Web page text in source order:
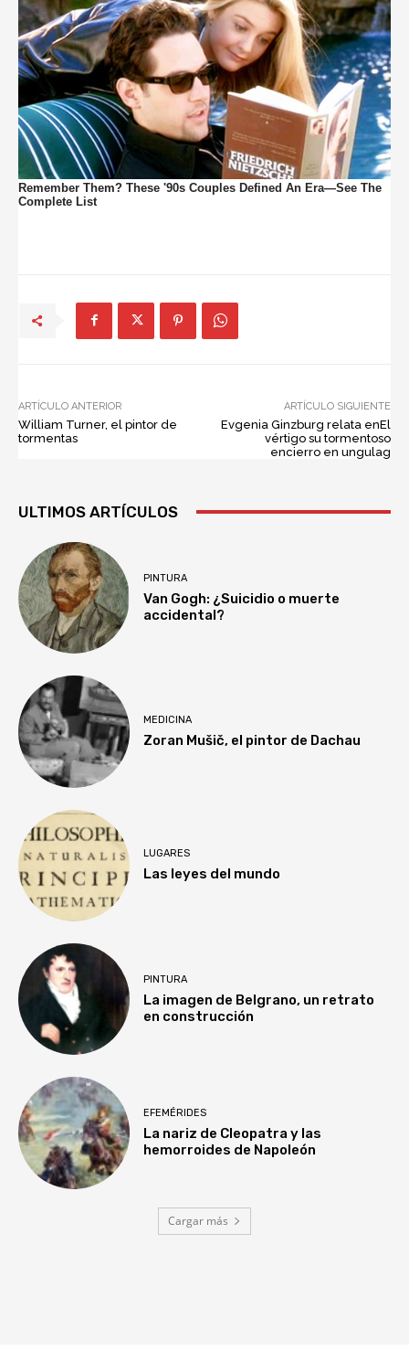
ARTÍCULO ANTERIOR
William Turner, el pintor de
tormentas
ARTÍCULO SIGUIENTE
Evgenia Ginzburg relata enEl
vértigo su tormentoso
encierro en ungulag
ULTIMOS ARTÍCULOS
PINTURA
Van Gogh: ¿Suicidio o muerte
accidental?
MEDICINA
Zoran Mušič, el pintor de Dachau
LUGARES
Las leyes del mundo
PINTURA
La imagen de Belgrano, un retrato
en construcción
EFEMÉRIDES
La nariz de Cleopatra y las
hemorroides de Napoleón
Cargar más